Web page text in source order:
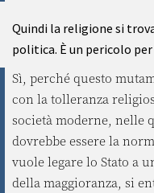
Quindi la religione si
politica. È un pericolo
Sì, perché questo
con la tolleranza
società moderne, nelle
dovrebbe essere la
vuole legare lo Stato a
della maggioranza, si